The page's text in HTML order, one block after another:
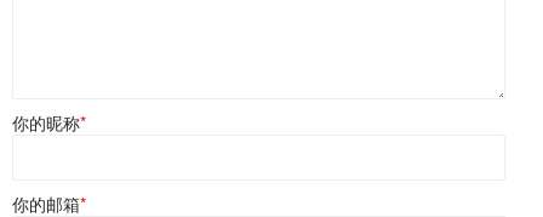
你的昵称*
你的邮箱*